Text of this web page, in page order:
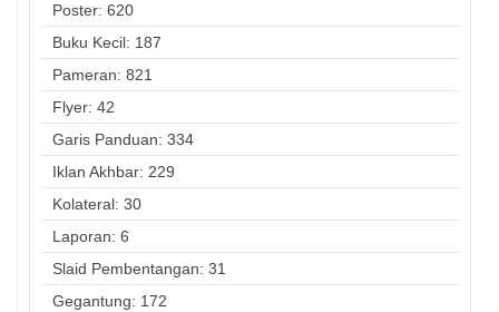
Poster: 620
Buku Kecil: 187
Pameran: 821
Flyer: 42
Garis Panduan: 334
Iklan Akhbar: 229
Kolateral: 30
Laporan: 6
Slaid Pembentangan: 31
Gegantung: 172